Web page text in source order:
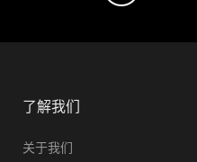
了解我们
关于我们